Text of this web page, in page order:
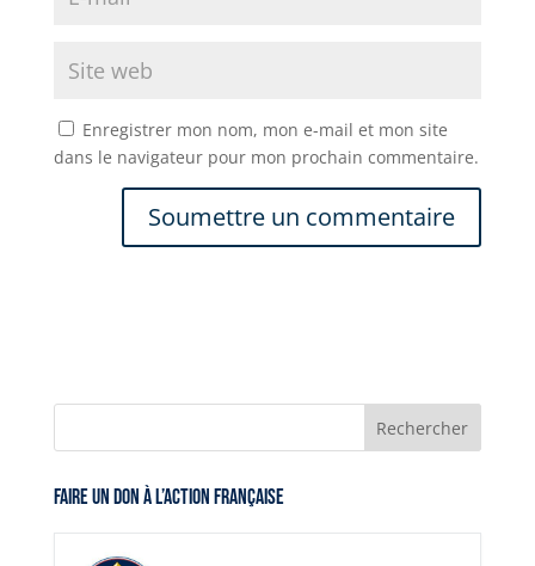
Enregistrer mon nom, mon e-mail et mon site
dans le navigateur pour mon prochain commentaire.
Faire un don à l’Action Française